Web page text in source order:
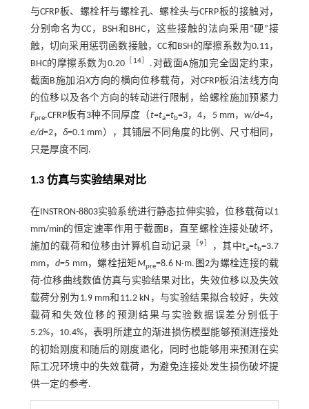
与CFRP板、螺栓杆与螺栓孔、螺栓头与CFRP板的接触对，
分别命名为CC，BSH和BHC，这些接触的法向采用“硬”接
触，切向采用惩罚函数接触，CC和BSH的摩擦系数为0.11，
BHC的摩擦系数为0.20［ 14］ .对截面A施加完全固定约束，
截面B施加沿X方向的横向位移载荷，对CFRP板沿法线方向
的位移以及各个方向的转动进行限制，给螺栓施加预紧力
Fpre.CFRP板有3种不同厚度（t=ta=t b=3，4，5 mm，w/d=4，
e/d=2，δ=0.1 mm），其铺层不同角度的比例、尺寸相同，
只是厚度不同.
1.3 仿真与实验结果对比
在INSTRON-8803实验系统进行静态拉伸实验，位移载荷以1
mm/min的恒定速率作用于截面B，直至螺栓连接处破坏，
施加的载荷和位移由计算机自动记录 ［9 ，其中ta=tb=3.7
mm，d=5 mm，螺栓扭矩Mpre=8.6 N·m. 图2为螺栓连接的载
荷-位移曲线数值仿真与实验结果对比，失效位移以及失效
载荷分别为1.9 mm和11.2 kN，与实验结果拟合较好，失效
载荷和失效位移的预测结果与实验数据误差分别低于
5.2%，10.4%，表明所建立的渐进损伤模型能够预测连接处
的初始刚度和随后的刚度退化，同时也能够用来预测在实
际工况环境中的失效载荷，为避免连接处发生损伤破坏提
供一定的参考.